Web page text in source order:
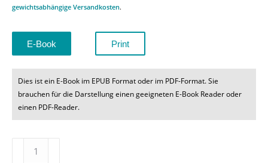
gewichtsabhängige Versandkosten.
E-Book Print
Dies ist ein E-Book im EPUB Format oder im PDF-Format. Sie
brauchen für die Darstellung einen geeigneten E-Book Reader oder
einen PDF-Reader.
österreichischer